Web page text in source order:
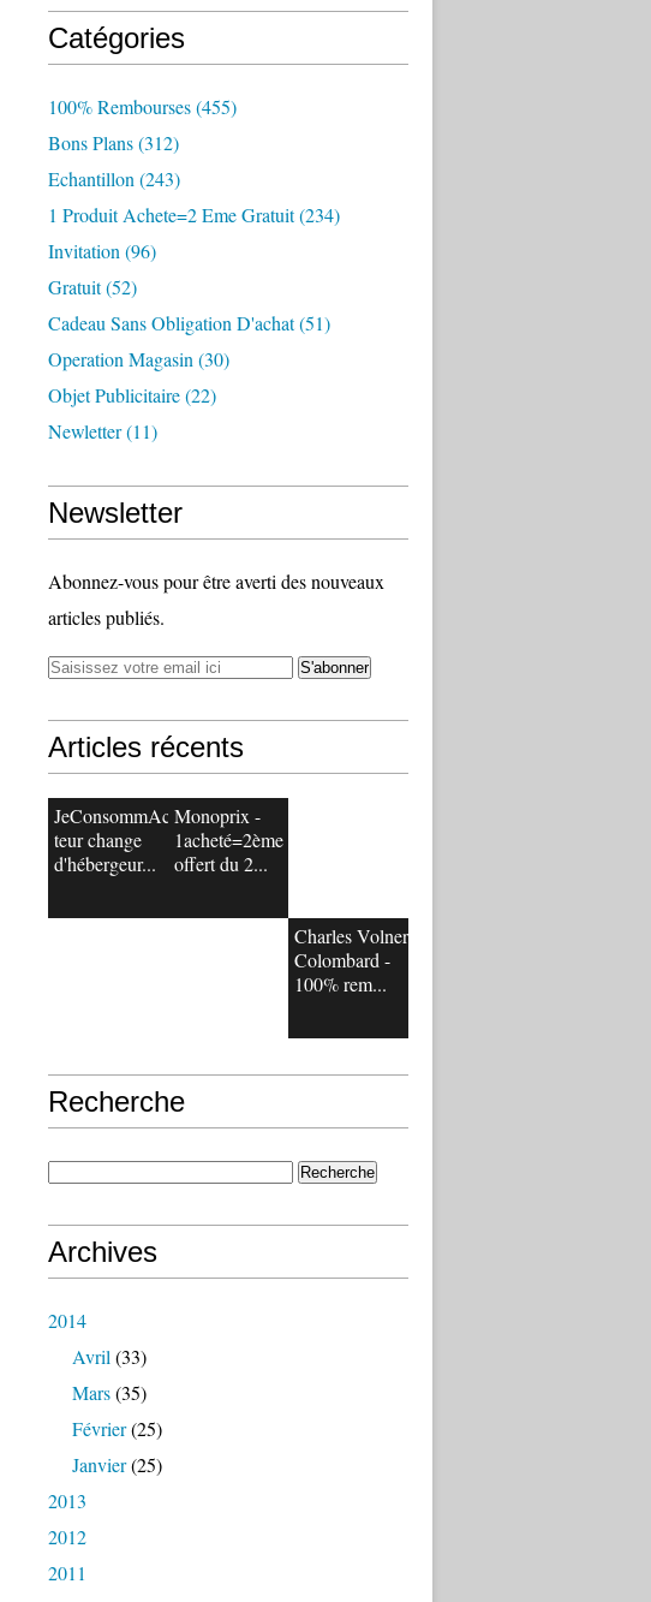
Catégories
100% Rembourses(455)
Bons Plans(312)
Echantillon (243)
1 Produit Achete=2 Eme Gratuit(234)
Invitation (96)
Gratuit(52)
Cadeau Sans Obligation D'achat(51)
Operation Magasin (30)
Objet Publicitaire(22)
Newletter(11)
Newsletter
Abonnez-vous pour être averti des nouveaux
articles publiés.
Articles récents
JeConsommAc
teur change
d'hébergeur...
Monoprix -
1acheté=2ème
offert du 2...
Charles Volner
Colombard -
100% rem...
Recherche
Archives
2014
Avril (33)
Mars(35)
Février(25)
Janvier(25)
2013
2012
2011